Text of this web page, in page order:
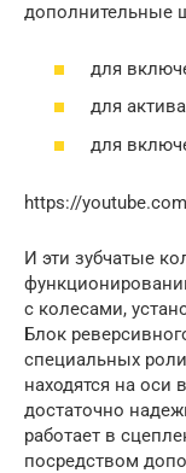
дополнительные
для
для
для
https://
И эти зубчатые
с колесами,
Блок
специальных
находятся на оси
достаточно
работает в
посредством